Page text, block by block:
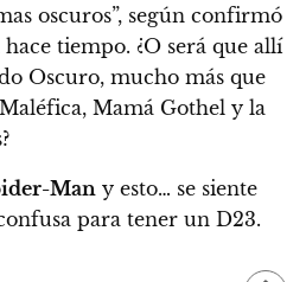
oscuros”, según confirmó
tiempo. ¿O será que allí
Oscuro, mucho más que
Mamá Gothel y la
?
Man y esto… se siente
para tener un D23.